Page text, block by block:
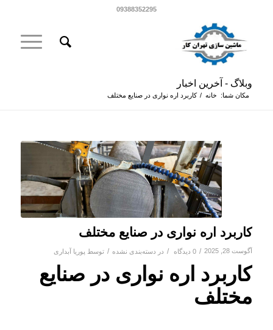
09388352295
وبلاگ - آخرین اخبار
مکان شما: خانه / کاربرد اره نواری در صنایع مختلف
کاربرد اره نواری در صنایع مختلف
آگوست 28, 2025 / 0 دیدگاه / در دسته‌بندی نشده / توسط پوریا آبداری
کاربرد اره نواری در صنایع
مختلف